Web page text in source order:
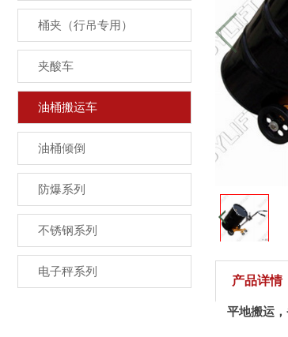
桶夹（行吊专用）
夹酸车
油桶搬运车
油桶倾倒
防爆系列
不锈钢系列
电子秤系列
产品详情
平地搬运